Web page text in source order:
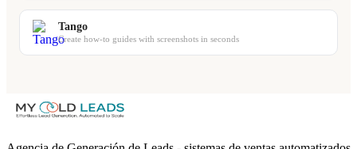
Tango
Create how-to guides with screenshots in seconds